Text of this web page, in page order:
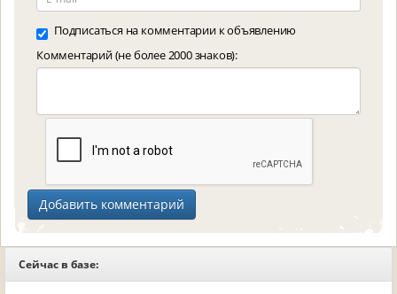
Подписаться на комментарии к объявлению
Комментарий (не более 2000 знаков):
Сейчас в базе: